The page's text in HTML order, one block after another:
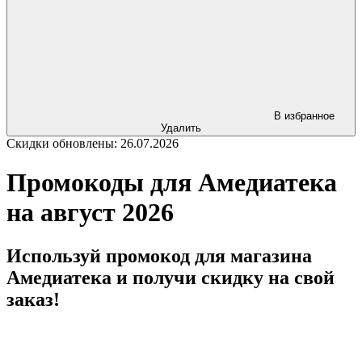
В избранное
Удалить
Скидки обновлены: 26.07.2026
Промокоды для Амедиатека
на август 2026
Используй промокод для магазина
Амедиатека и получи скидку на свой
заказ!